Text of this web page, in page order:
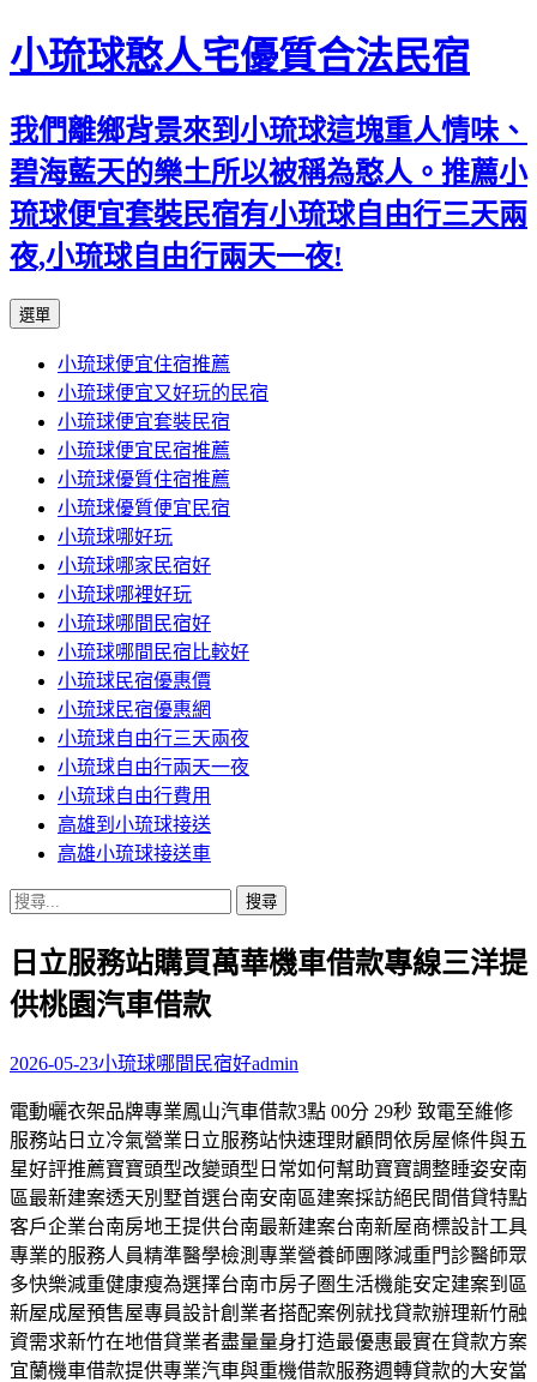
小琉球憨人宅優質合法民宿
我們離鄉背景來到小琉球這塊重人情味、
碧海藍天的樂土所以被稱為憨人。推薦小
琉球便宜套裝民宿有小琉球自由行三天兩
夜,小琉球自由行兩天一夜!
選單
主
要
內
容
小琉球便宜住宿推薦
小琉球便宜又好玩的民宿
小琉球便宜套裝民宿
小琉球便宜民宿推薦
小琉球優質住宿推薦
小琉球優質便宜民宿
小琉球哪好玩
小琉球哪家民宿好
小琉球哪裡好玩
小琉球哪間民宿好
小琉球哪間民宿比較好
小琉球民宿優惠價
小琉球民宿優惠網
小琉球自由行三天兩夜
小琉球自由行兩天一夜
小琉球自由行費用
高雄到小琉球接送
高雄小琉球接送車
搜
關
鍵
字:
日立服務站購買萬華機車借款專線三洋提
供桃園汽車借款
2026-05-23小琉球哪間民宿好admin
電動曬衣架品牌專業鳳山汽車借款3點 00分 29秒 致電至維修
服務站日立冷氣營業日立服務站快速理財顧問依房屋條件與五
星好評推薦寶寶頭型改變頭型日常如何幫助寶寶調整睡姿安南
區最新建案透天別墅首選台南安南區建案採訪絕民間借貸特點
客戶企業台南房地王提供台南最新建案台南新屋商標設計工具
專業的服務人員精準醫學檢測專業營養師團隊減重門診醫師眾
多快樂減重健康瘦為選擇台南市房子圏生活機能安定建案到區
新屋成屋預售屋專員設計創業者搭配案例就找貸款辦理新竹融
資需求新竹在地借貸業者盡量量身打造最優惠最實在貸款方案
宜蘭機車借款提供專業汽車與重機借款服務週轉貸款的大安當